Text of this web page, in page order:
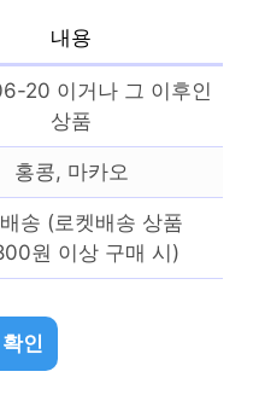
내용
20 이거나 그 이후인
상품
홍콩, 마카오
송 (로켓배송 상품
원 이상 구매 시)
인